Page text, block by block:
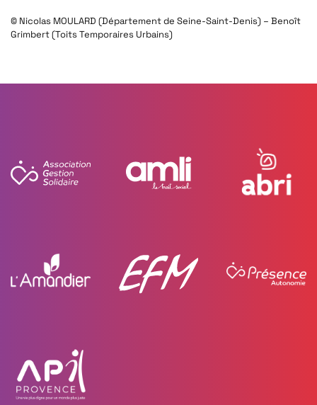
© Nicolas MOULARD (Département de Seine-Saint-Denis) – Benoît
Grimbert (Toits Temporaires Urbains)